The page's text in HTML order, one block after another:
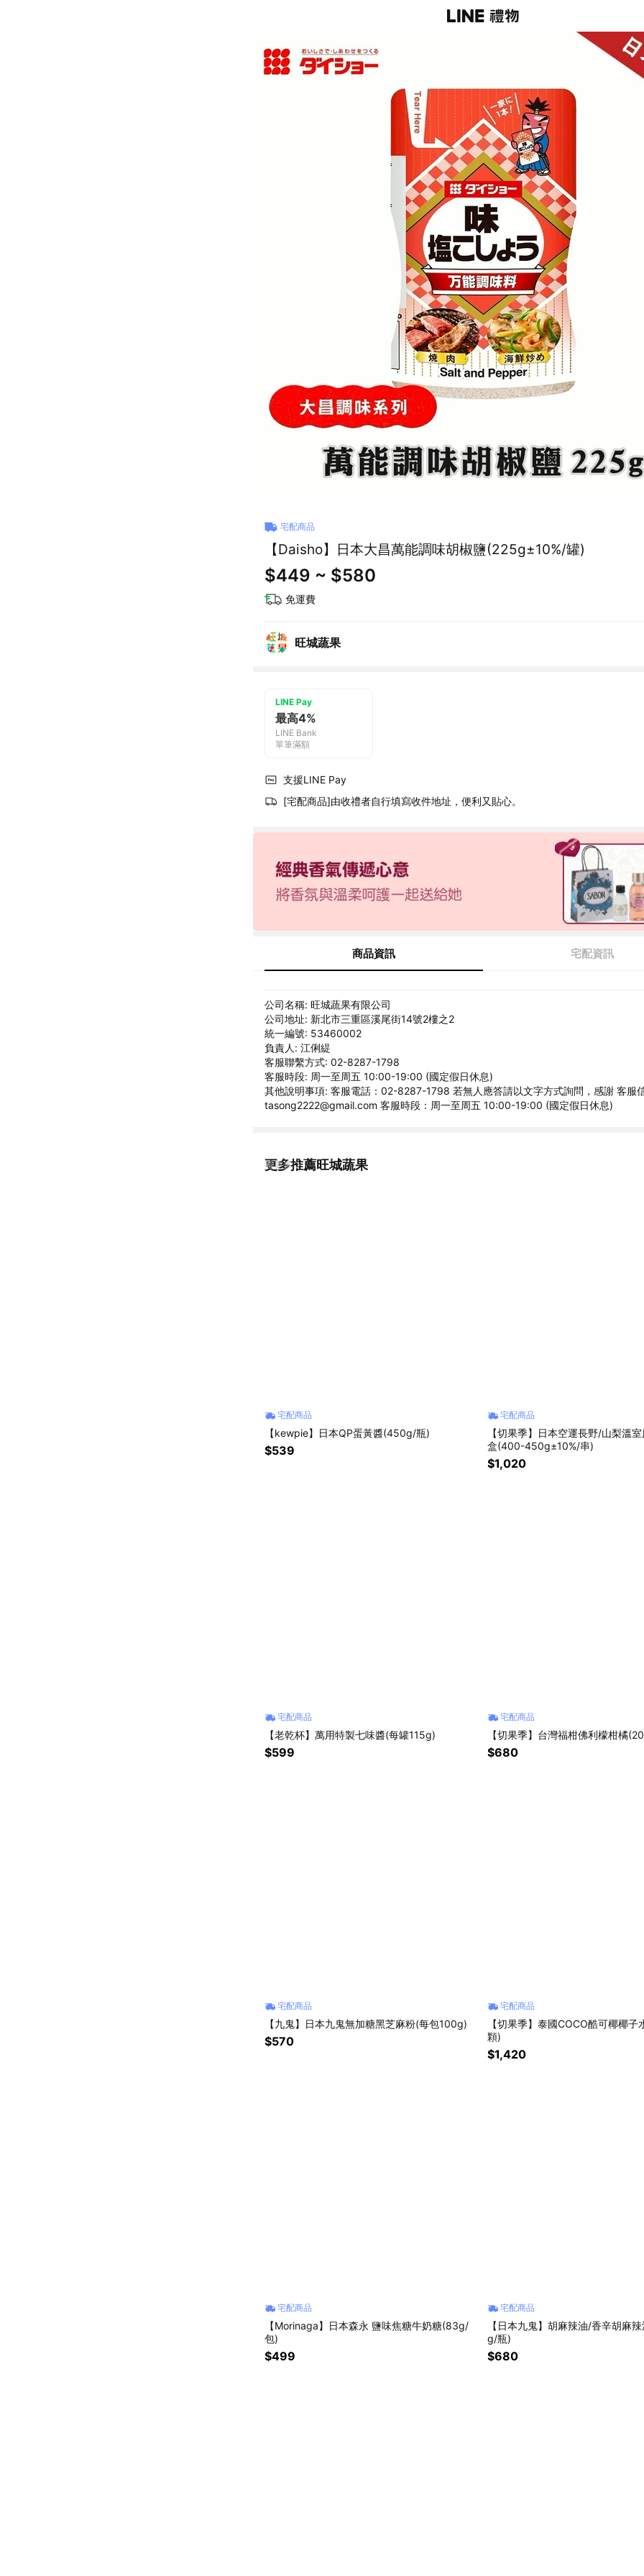
宅配商品
【Daisho】日本大昌萬能調味胡椒鹽(225g±10%/罐)
$449 ~ $580
免運費
旺城蔬果
LINE Pay
最高4%
LINE Bank
單筆滿額
支援LINE Pay
[宅配商品]由收禮者自行填寫收件地址，便利又貼心。
商品資訊 宅配資訊
公司名稱: 旺城蔬果有限公司
公司地址: 新北市三重區溪尾街14號2樓之2
統一編號: 53460002
負責人: 江俐緹
客服聯繫方式: 02-8287-1798
客服時段: 周一至周五 10:00-19:00 (國定假日休息)
其他說明事項: 客服電話：02-8287-1798 若無人應答請以文字方式詢問，感謝 客服
tasong2222@gmail.com 客服時段：周一至周五 10:00-19:00 (國定假日休息)
更多推薦旺城蔬果
看更多
宅配商品
【kewpie】日本QP蛋黃醬(450g/瓶)
$539
宅配商品
【切果季】日本空運長野/山梨溫
盒(400-450g±10%/串)
$1,020
宅配商品
【老乾杯】萬用特製七味醬(每罐115g)
$599
宅配商品
【切果季】台灣福柑佛利檬柑橘
$680
宅配商品
【九鬼】日本九鬼無加糖黑芝麻粉(每包100g)
$570
宅配商品
【切果季】泰國COCO酷可椰椰子
顆)
$1,420
宅配商品
【Morinaga】日本森永 鹽味焦糖牛奶糖(83g/
包)
$499
宅配商品
【日本九鬼】胡麻辣油/香辛胡麻
g/瓶)
$680